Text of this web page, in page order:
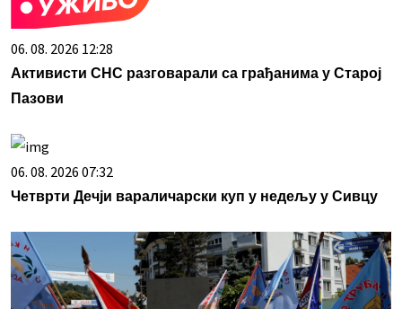
06. 08. 2026 12:28
Активисти СНС разговарали са грађанима у Старој
Пазови
06. 08. 2026 07:32
Четврти Дечји вараличарски куп у недељу у Сивцу